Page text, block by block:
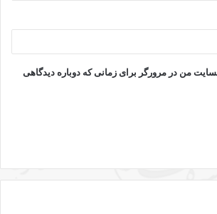
من در مرورگر برای زمانی که دوباره دیدگاهی